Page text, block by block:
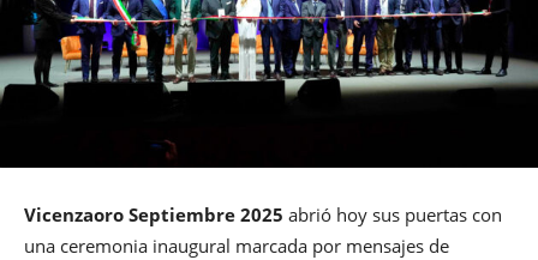
Vicenzaoro Septiembre 2025 abrió hoy sus puertas con
una ceremonia inaugural marcada por mensajes de